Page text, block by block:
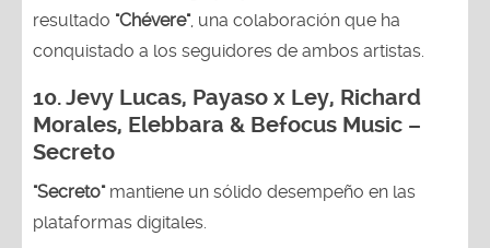
resultado "Chévere", una colaboración que ha
conquistado a los seguidores de ambos artistas.
10. Jevy Lucas, Payaso x Ley, Richard
Morales, Elebbara & Befocus Music –
Secreto
"Secreto"mantiene un sólido desempeño en las
plataformas digitales.